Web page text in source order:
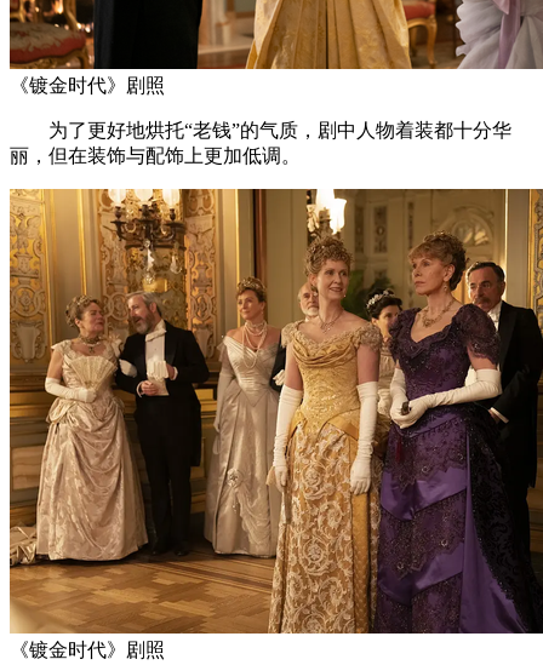
《镀金时代》剧照
为了更好地烘托“老钱”的气质，剧中人物着装都十分华
丽，但在装饰与配饰上更加低调。
《镀金时代》剧照